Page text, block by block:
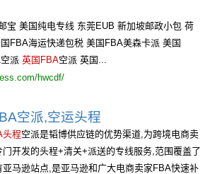
宝 美国纯电专线 东莞EUB 新加坡邮政小包 荷
FBA海运快递包税 美国FBA美森卡派 美国
派 英国FBA空派 英国...
hwcdf/
空派,空运头程
头程空派是韬博供应链的优势渠道,为跨境电商卖
门开发的头程+清关+派送的专线服务,范围覆盖了
亚马逊站点,是亚马逊和广大电商卖家FBA快速补